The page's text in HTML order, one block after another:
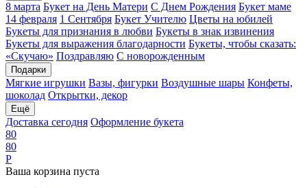
8 марта Букет на День Матери С Днем Рождения Букет маме
14 февраля 1 Сентября Букет Учителю Цветы на юбилей
Букеты для признания в любви Букеты в знак извинения
Букеты для выражения благодарности Букеты, чтобы сказать:
«Скучаю» Поздравляю С новорожденным
Подарки
Мягкие игрушки Вазы, фигурки Воздушные шары Конфеты,
шоколад Открытки, декор
Ещё
Доставка сегодня Оформление букета
80
80
Р
Ваша корзина пуста